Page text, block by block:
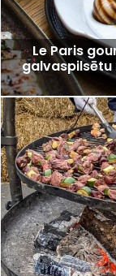
Le Paris